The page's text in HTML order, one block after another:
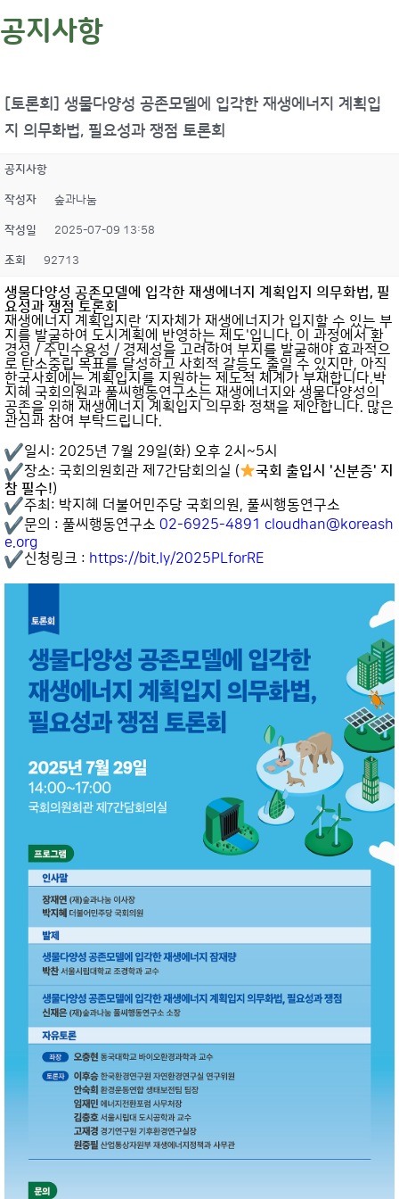
공지사항
[토론회] 생물다양성 공존모델에 입각한 재생에너지 계획입
지 의무화법, 필요성과 쟁점 토론회
공지사항
작성자 숲과나눔
작성일 2025-07-09 13:58
조회 92713
생물다양성 공존모델에 입각한 재생에너지 계획입지 의무화법, 필
요성과 쟁점 토론회
재생에너지 계획입지란 ‘지자체가 재생에너지가 입지할 수 있는 부
지를 발굴하여 도시계획에 반영하는 제도'입니다. 이 과정에서 환
경성 / 주민수용성 / 경제성을 고려하여 부지를 발굴해야 효과적으
로 탄소중립 목표를 달성하고 사회적 갈등도 줄일 수 있지만, 아직
한국사회에는 계획입지를 지원하는 제도적 체계가 부재합니다.박
지혜 국회의원과 풀씨행동연구소는 재생에너지와 생물다양성의
공존을 위해 재생에너지 계획입지 의무화 정책을 제안합니다. 많은
관심과 참여 부탁드립니다.
일시: 2025년 7월 29일(화) 오후 2시~5시
장소: 국회의원회관 제7간담회의실 (
국회 출입시 '신분증' 지
참 필수!)
주최: 박지혜 더불어민주당 국회의원, 풀씨행동연구소
문의 : 풀씨행동연구소 02-6925-4891 cloudhan@koreash
e.org
신청링크 : https://bit.ly/2025PLforRE